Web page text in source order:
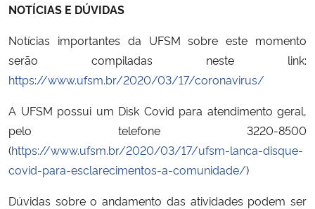
NOTÍCIAS E DÚVIDAS
Notícias importantes da UFSM sobre este momento
serão compiladas neste link:
https://www.ufsm.br/2020/03/17/coronavirus/
A UFSM possui um Disk Covid para atendimento geral,
pelo telefone 3220-8500
(https://www.ufsm.br/2020/03/17/ufsm-lanca-disque-
covid-para-esclarecimentos-a-comunidade/)
Dúvidas sobre o andamento das atividades podem ser